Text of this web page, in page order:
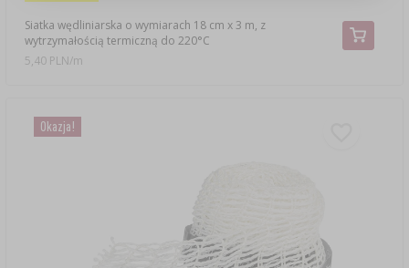
Siatka wędliniarska o wymiarach 18 cm x 3 m, z
wytrzymałością termiczną do 220°C
5,40 PLN/m
Okazja!